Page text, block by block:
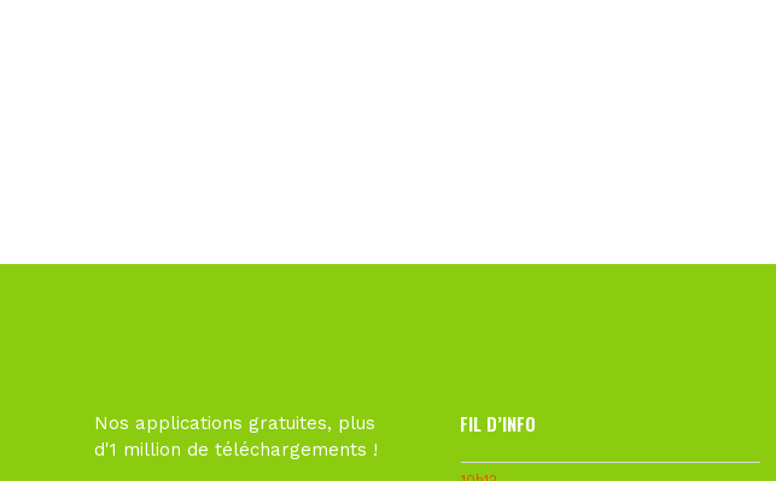
Nos applications gratuites, plus
d'1 million de téléchargements !
FIL D’INFO